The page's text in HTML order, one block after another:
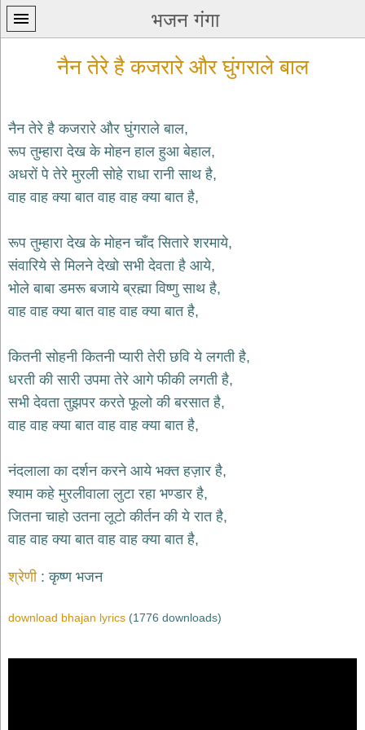
भजन गंगा
प्रथम
पन्ना
भजन
krishna
bhajans
शिव
भजन
हनुमान
भजन
hanuman
bhajans
साईं
bhajans
जैन
भजन
jain
bhajans
दुर्गा
bhajans
भजन
नैन तेरे है कजरारे और घुंगराले बाल
नैन तेरे है कजरारे और घुंगराले बाल,
रूप तुम्हारा देख के मोहन हाल हुआ बेहाल,
अधरों पे तेरे मुरली सोहे राधा रानी साथ है,
वाह वाह क्या बात वाह वाह क्या बात है,
रूप तुम्हारा देख के मोहन चाँद सितारे शरमाये,
संवारिये से मिलने देखो सभी देवता है आये,
भोले बाबा डमरू बजाये ब्रह्मा विष्णु साथ है,
वाह वाह क्या बात वाह वाह क्या बात है,
कितनी सोहनी कितनी प्यारी तेरी छवि ये लगती है,
धरती की सारी उपमा तेरे आगे फीकी लगती है,
सभी देवता तुझपर करते फूलो की बरसात है,
वाह वाह क्या बात वाह वाह क्या बात है,
नंदलाला का दर्शन करने आये भक्त हज़ार है,
श्याम कहे मुरलीवाला लुटा रहा भण्डार है,
जितना चाहो उतना लूटो कीर्तन की ये रात है,
वाह वाह क्या बात वाह वाह क्या बात है,
श्रेणी कृष्ण भजन
download bhajan lyrics (1776 downloads)